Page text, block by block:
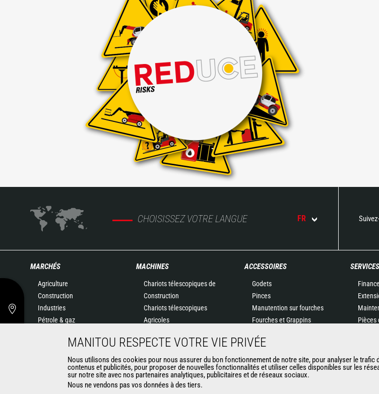
CHOISISSEZ VOTRE LANGUE FR
MARCHÉS
Agriculture
Construction
Industries
Pétrole & gaz
Environnement
Exploitation minière
MACHINES
Chariots télescopiques de
Construction
Chariots télescopiques
Agricoles
MLT-X
Chargeuses articulées
Nacelles élévatrices
ACCESSOIRES
Godets
Pinces
Manutention sur fourches
Fourches et Grappins
Nacelles
Bennes
Balayeuses et Nettoyeurs
SERVICES
Pièces
MANITOU RESPECTE VOTRE VIE PRIVÉE
Nous utilisons des cookies pour nous assurer du bon fonctionnement de notre site, pour analyser le
contenus et publicités, pour proposer de nouvelles fonctionnalités et utiliser celles disponibles sur les
sur notre site avec nos partenaires analytiques, publicitaires et de réseaux sociaux.
Nous ne vendons pas vos données à des tiers.